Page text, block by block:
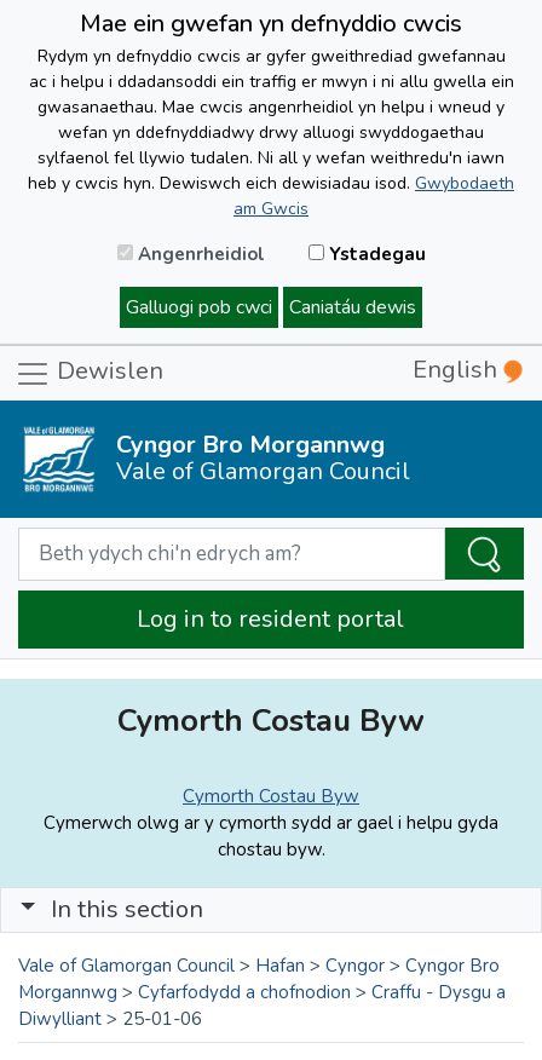
Mae ein gwefan yn defnyddio cwcis
Rydym yn defnyddio cwcis ar gyfer gweithrediad gwefannau
ac i helpu i ddadansoddi ein traffig er mwyn i ni allu gwella ein
gwasanaethau. Mae cwcis angenrheidiol yn helpu i wneud y
wefan yn ddefnyddiadwy drwy alluogi swyddogaethau
sylfaenol fel llywio tudalen. Ni all y wefan weithredu'n iawn
heb y cwcis hyn. Dewiswch eich dewisiadau isod. Gwybodaeth
am Gwcis
Angenrheidiol Ystadegau
Galluogi pob cwci Caniatáu dewis
Dewislen English
Cyngor Bro Morgannwg
Vale of Glamorgan Council
Log in to resident portal
Cymorth Costau Byw
Cymorth Costau Byw
Cymerwch olwg ar y cymorth sydd ar gael i helpu gyda
chostau byw.
In this section
Vale of Glamorgan Council > Hafan > Cyngor > Cyngor Bro
Morgannwg > Cyfarfodydd a chofnodion > Craffu - Dysgu a
Diwylliant > 25-01-06